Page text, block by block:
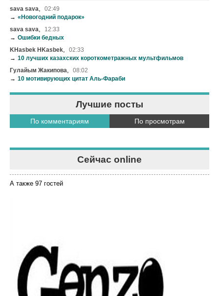
sava sava, 02:49
→ «Новогодний подарок»
sava sava,
12:33
→ Ошибки бедных
KHasbek HKasbek, 02:33
→ 10 лучших казахских короткометражных мультфильмов
Гулайым Жакипова, 08:02
→ 10 мотивирующих цитат Аль-Фараби
Лучшие посты
По комментариям По просмотрам
Сейчас online
А также 97 гостей